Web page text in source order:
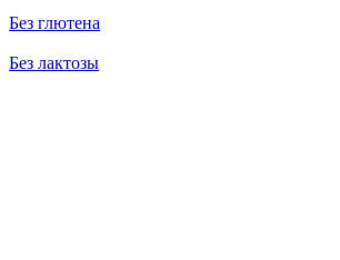
Без глютена
Без лактозы